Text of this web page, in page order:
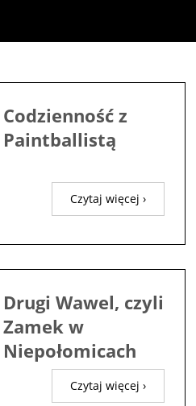
Codzienność z
Paintballistą
Czytaj więcej ›
Drugi Wawel, czyli
Zamek w
Niepołomicach
Czytaj więcej ›